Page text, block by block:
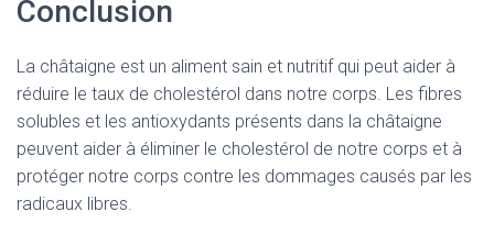
Conclusion
La châtaigne est un aliment sain et nutritif qui peut aider à
réduire le taux de cholestérol dans notre corps. Les fibres
solubles et les antioxydants présents dans la châtaigne
peuvent aider à éliminer le cholestérol de notre corps et à
protéger notre corps contre les dommages causés par les
radicaux libres.